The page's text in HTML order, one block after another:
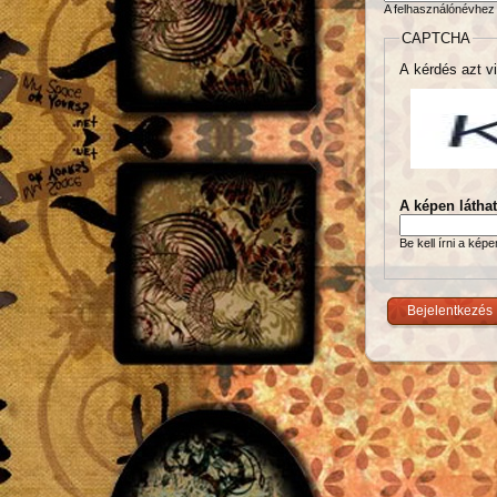
A
CAPTCHA
A kérdés azt
A képen
Be kell írni a